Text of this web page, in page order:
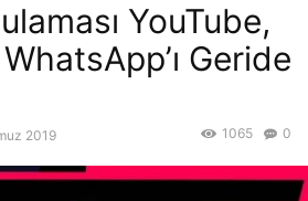
YouTube,
Geride
2019 0
1065